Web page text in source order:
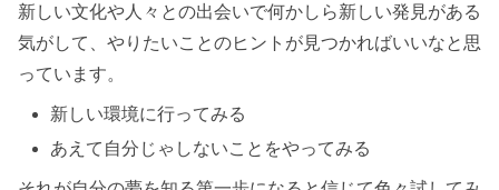
新しい文化や人々との出会いで何かしら新しい発見がある
気がして、やりたいことのヒントが見つかればいいなと思
っています。
新しい環境に行ってみる
あえて自分じゃしないことをやってみる